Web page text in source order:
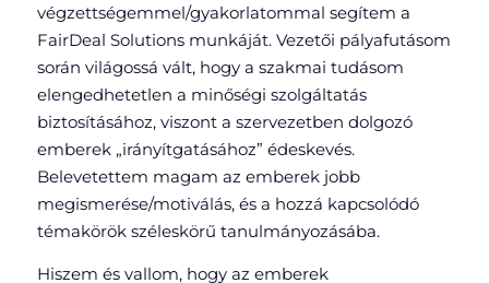
végzettségemmel/gyakorlatommal segítem a
FairDeal Solutions munkáját. Vezetői pályafutásom
során világossá vált, hogy a szakmai tudásom
elengedhetetlen a minőségi szolgáltatás
biztosításához, viszont a szervezetben dolgozó
emberek „irányítgatásához” édeskevés.
Belevetettem magam az emberek jobb
megismerése/motiválás, és a hozzá kapcsolódó
témakörök széleskörű tanulmányozásába.
Hiszem és vallom, hogy az emberek